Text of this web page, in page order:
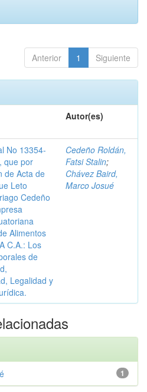
Anterior 1 Siguiente
Autor(es)
No 13354-
que por
de Acta de
Leto
Cedeño
Alimentos
C.A.: Los
de
Legalidad y
Cedeño Roldán,
Fatsi Stalin;
Chávez Baird,
Marco Josué
1